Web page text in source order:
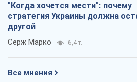
"Когда хочется мести": почему
стратегия Украины должна
другой
Серж Марко 6,4 т.
Все мнения